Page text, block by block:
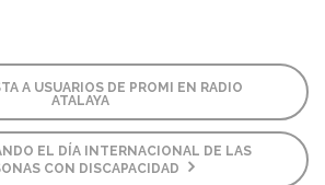
A USUARIOS DE PROMI EN RADIO
ATALAYA
EL DÍA INTERNACIONAL DE LAS
CON DISCAPACIDAD